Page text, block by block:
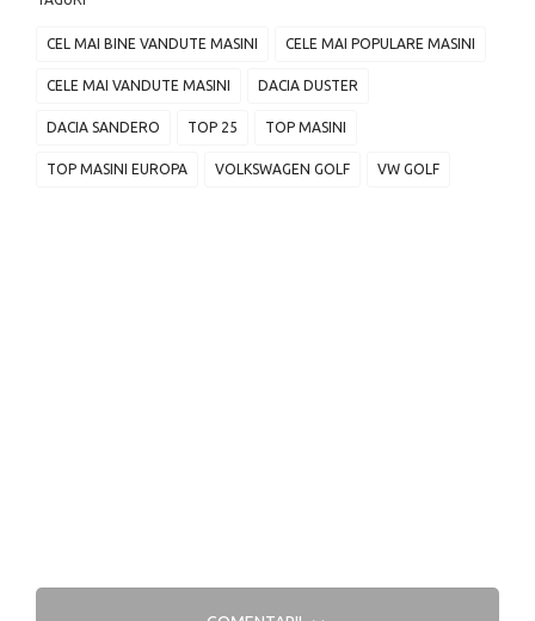
CEL MAI BINE VANDUTE MASINI CELE MAI POPULARE MASINI
CELE MAI VANDUTE MASINI DACIA DUSTER
DACIA SANDERO TOP 25 TOP MASINI
TOP MASINI EUROPA VOLKSWAGEN GOLF VW GOLF